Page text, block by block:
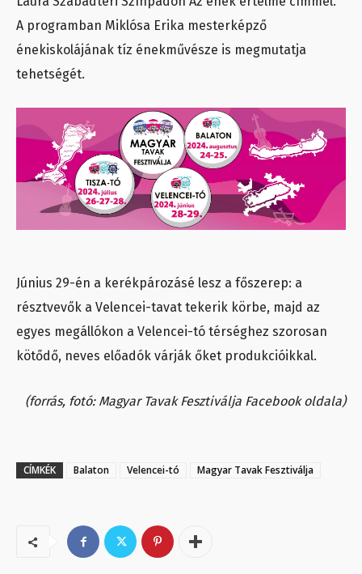
A programban Miklósa Erika mesterképző
énekiskolájának tíz énekművésze is megmutatja
tehetségét.
Június 29-én a kerékpározásé lesz a főszerep: a
résztvevők a Velencei-tavat tekerik körbe, majd az
egyes megállókon a Velencei-tó térséghez szorosan
kötődő, neves előadók várják őket produkcióikkal.
(forrás, fotó: Magyar Tavak Fesztiválja Facebook oldala)
CÍMKÉK Balaton Velencei-tó Magyar Tavak Fesztiválja